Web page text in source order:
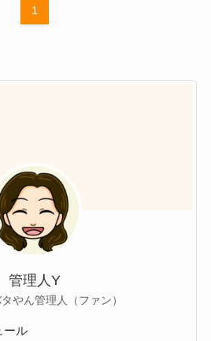
1
管理人Y
やん管理人（ファン）
ール